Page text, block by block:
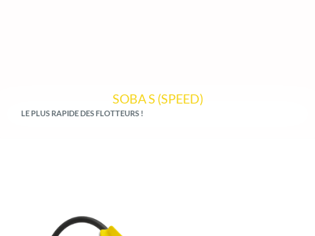
SOBA S (SPEED)
LE PLUS RAPIDE DES FLOTTEURS !